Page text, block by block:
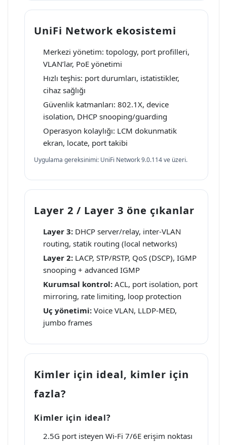
UniFi Network ekosistemi
Merkezi yönetim: topology, port profilleri,
VLAN’lar, PoE yönetimi
Hızlı teşhis: port durumları, istatistikler,
cihaz sağlığı
Güvenlik katmanları: 802.1X, device
isolation, DHCP snooping/guarding
Operasyon kolaylığı: LCM dokunmatik
ekran, locate, port takibi
Uygulama gereksinimi: UniFi Network 9.0.114 ve üzeri.
Layer 2 / Layer 3 öne çıkanlar
Layer 3: DHCP server/relay, inter-VLAN
routing, statik routing (local networks)
Layer 2: LACP, STP/RSTP, QoS (DSCP), IGMP
snooping + advanced IGMP
Kurumsal kontrol: ACL, port isolation, port
mirroring, rate limiting, loop protection
Uç yönetimi: Voice VLAN, LLDP-MED,
jumbo frames
Kimler için ideal, kimler için
fazla?
Kimler için ideal?
2.5G port isteyen Wi-Fi 7/6E erişim noktası